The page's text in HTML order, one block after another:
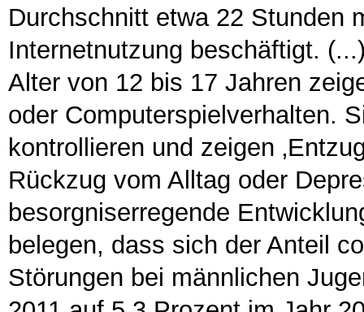
Durchschnitt etwa 22 Stunden
Internetnutzung beschäftigt.
Alter von 12 bis 17 Jahren
oder Computerspielverhalten.
kontrollieren und zeigen
Rückzug vom Alltag oder
besorgniserregende
belegen, dass sich der Anteil
Störungen bei männlichen